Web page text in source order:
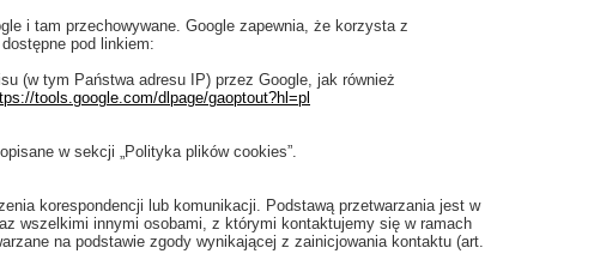
i tam przechowywane. Google zapewnia, że korzysta z
pod linkiem:
(w tym Państwa adresu IP) przez Google, jak również
tools.google.com/dlpage/gaoptout?hl=pl
w sekcji „Polityka plików cookies”.
korespondencji lub komunikacji. Podstawą przetwarzania jest w
wszelkimi innymi osobami, z którymi kontaktujemy się w ramach
na podstawie zgody wynikającej z zainicjowania kontaktu (art.